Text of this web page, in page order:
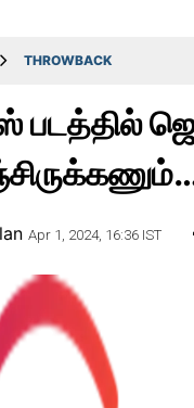
THROWBACK
படத்தில்
Apr 1, 2024, 16:36 IST